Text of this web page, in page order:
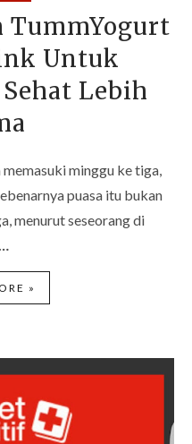
TummYogurt
Untuk
Lebih
minggu ke tiga,
puasa itu bukan
menurut seseorang di
»